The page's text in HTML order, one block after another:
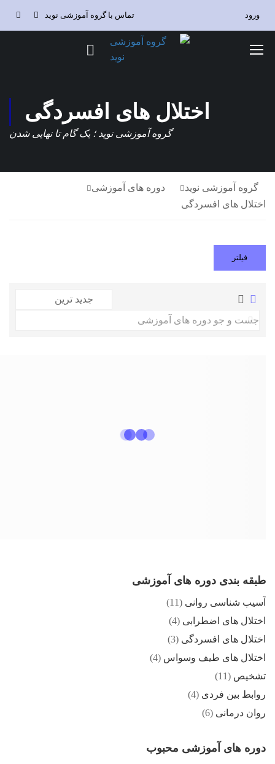
تماس با گروه آموزشی نوید ورود
اختلال های افسردگی
گروه آموزشی نوید ؛ یک گام تا نهایی شدن
گروه آموزشی نوید
دوره های آموزشی
اختلال های افسردگی
فیلتر
طبقه بندی دوره های آموزشی
آسیب شناسی روانی (11)
اختلال های اضطرابی (4)
اختلال های افسردگی (3)
اختلال های طیف وسواس (4)
تشخیص (11)
روابط بین فردی (4)
روان درمانی (6)
دوره های آموزشی محبوب